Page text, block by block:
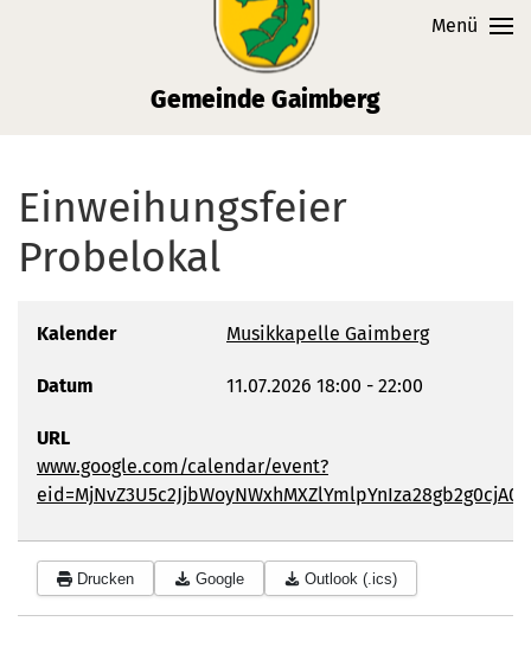
Gemeinde Gaimberg
Menü
Einweihungsfeier
Probelokal
Kalender Musikkapelle Gaimberg
Datum 11.07.2026 18:00 - 22:00
URL
www.google.com/calendar/event?
Drucken Google Outlook (.ics)